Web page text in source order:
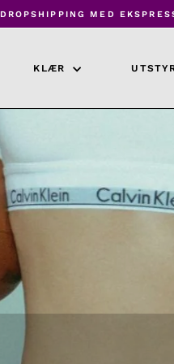
DROPSHIPPING MED
KLÆR